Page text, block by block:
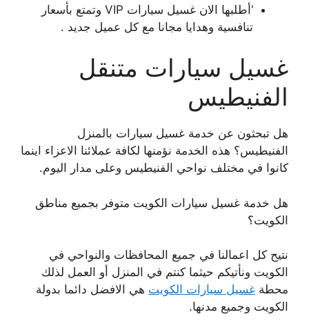
‘أطلبها الان غسيل سيارات VIP وتمتع بأسعار
تنافسية وهدايا مجانا مع كل عميل جديد .
غسيل سيارات متنقل
الفنيطيس
هل تبحثون عن خدمة غسيل سيارات بالمنزل
الفنيطيس؟ هذه الخدمة نؤمنها لكافة عملائنا الاعزاء اينما
كانوا في مختلف نواحي الفنيطيس وعلى مدار اليوم.
هل خدمة غسيل سيارات الكويت متوفر بجميع مناطق
الكويت؟
نتيح كل اعمالنا في جميع المحافظات والنواحي في
الكويت ونأتيكم حيثما كنتم في المنزل أو العمل لذلك
محطة غسيل سيارات الكويت هي الافضل دائما بدولة
الكويت وجميع مدنها.